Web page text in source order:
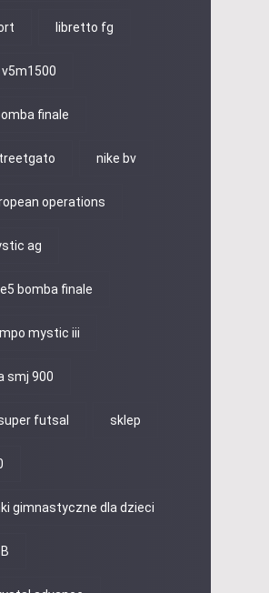
libretto fg
finale
nike bv
operations
ag
bomba finale
mystic iii
smj 900
futsal sklep
gimnastyczne dla dzieci